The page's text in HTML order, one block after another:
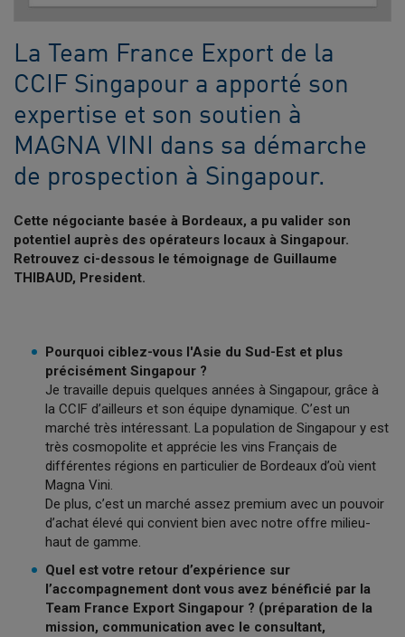
La Team France Export de la
CCIF Singapour a apporté son
expertise et son soutien à
MAGNA VINI dans sa démarche
de prospection à Singapour.
Cette négociante basée à Bordeaux, a pu valider son
potentiel auprès des opérateurs locaux à Singapour.
Retrouvez ci-dessous le témoignage de Guillaume
THIBAUD, President.
Pourquoi ciblez-vous l'Asie du Sud-Est et plus
précisément Singapour ?
Je travaille depuis quelques années à Singapour, grâce à
la CCIF d’ailleurs et son équipe dynamique. C’est un
marché très intéressant. La population de Singapour y est
très cosmopolite et apprécie les vins Français de
différentes régions en particulier de Bordeaux d’où vient
Magna Vini.
De plus, c’est un marché assez premium avec un pouvoir
d’achat élevé qui convient bien avec notre offre milieu-
haut de gamme.
Quel est votre retour d’expérience sur
l’accompagnement dont vous avez bénéficié par la
Team France Export Singapour ? (préparation de la
mission, communication avec le consultant,